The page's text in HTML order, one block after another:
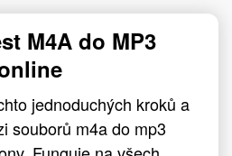
M4A do MP3
jednoduchých kroků a
souborů m4a do mp3